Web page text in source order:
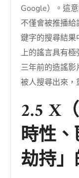
Google）。這
不僅會被推播
鍵字的搜尋結果
上的謠言具有
三年前的造謠
被人搜尋出來，
2.5 X
時性
劫持